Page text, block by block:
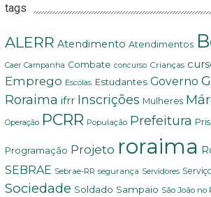
tags
ALERR Atendimento Atendimentos
Caer Campanha Combate concurso Crianças
Emprego Escolas Estudantes Governo
Roraima ifrr Inscrições Mulheres
Operação PCRR População Prefeitura
Programação Projeto roraima
SEBRAE Sebrae-RR segurança Servidores
Sociedade Soldado Sampaio São João